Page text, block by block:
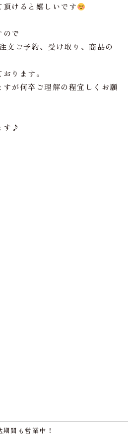
けると嬉しいです
ので
文ご予約、受け取り、商品の
ります。
が何卒ご理解の程宜しくお願
す♪
期間も営業中！